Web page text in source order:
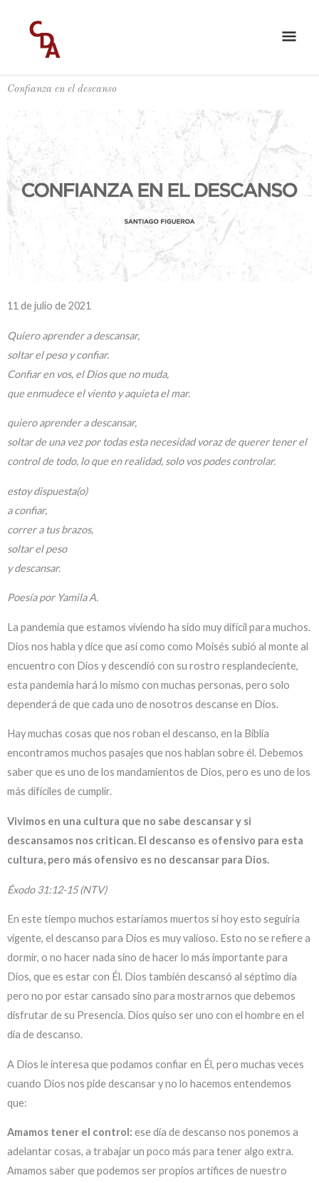
contenido
Confianza en el descanso
11 de julio de 2021
Quiero aprender a descansar,
soltar el peso y confiar.
Confiar en vos, el Dios que no muda,
que enmudece el viento y aquieta el mar.
quiero aprender a descansar,
soltar de una vez por todas esta necesidad voraz de querer tener el
control de todo, lo que en realidad, solo vos podes controlar.
estoy dispuesta(o)
a confiar,
correr a tus brazos,
soltar el peso
y descansar.
Poesía por Yamila A.
La pandemia que estamos viviendo ha sido muy difícil para muchos.
Dios nos habla y dice que así como como Moisés subió al monte al
encuentro con Dios y descendió con su rostro resplandeciente,
esta pandemia hará lo mismo con muchas personas, pero solo
dependerá de que cada uno de nosotros descanse en Dios.
Hay muchas cosas que nos roban el descanso, en la Biblia
encontramos muchos pasajes que nos hablan sobre él. Debemos
saber que es uno de los mandamientos de Dios, pero es uno de los
más difíciles de cumplir.
Vivimos en una cultura que no sabe descansar y si
descansamos nos critican. El descanso es ofensivo para esta
cultura, pero más ofensivo es no descansar para Dios.
Éxodo 31:12-15 (NTV)
En este tiempo muchos estaríamos muertos si hoy esto seguiría
vigente, el descanso para Dios es muy valioso. Esto no se refiere a
dormir, o no hacer nada sino de hacer lo más importante para
Dios, que es estar con Él. Dios también descansó al séptimo día
pero no por estar cansado sino para mostrarnos que debemos
disfrutar de su Presencia. Dios quiso ser uno con el hombre en el
día de descanso.
A Dios le interesa que podamos confiar en Él, pero muchas veces
cuando Dios nos pide descansar y no lo hacemos entendemos
que:
Amamos tener el control: ese día de descanso nos ponemos a
adelantar cosas, a trabajar un poco más para tener algo extra.
Amamos saber que podemos ser propios artífices de nuestro